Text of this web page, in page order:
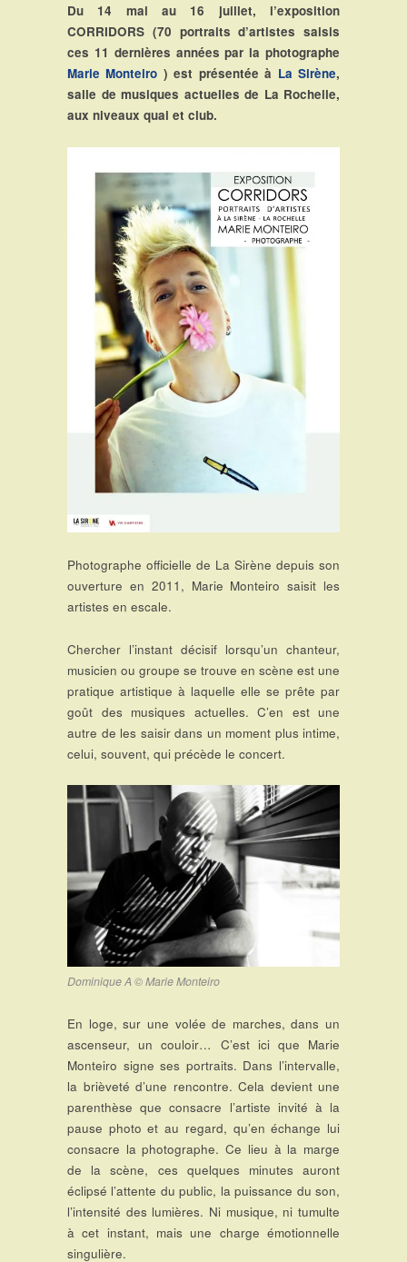
Du 14 mai au 16 juillet, l’exposition
CORRIDORS (70 portraits d’artistes saisis
ces 11 dernières années par la photographe
Marie Monteiro ) est présentée à La Sirène,
salle de musiques actuelles de La Rochelle,
aux niveaux quai et club.
Photographe officielle de La Sirène depuis son
ouverture en 2011, Marie Monteiro saisit les
artistes en escale.
Chercher l’instant décisif lorsqu’un chanteur,
musicien ou groupe se trouve en scène est une
pratique artistique à laquelle elle se prête par
goût des musiques actuelles. C’en est une
autre de les saisir dans un moment plus intime,
celui, souvent, qui précède le concert.
Dominique A © Marie Monteiro
En loge, sur une volée de marches, dans un
ascenseur, un couloir… C’est ici que Marie
Monteiro signe ses portraits. Dans l’intervalle,
la brièveté d’une rencontre. Cela devient une
parenthèse que consacre l’artiste invité à la
pause photo et au regard, qu’en échange lui
consacre la photographe. Ce lieu à la marge
de la scène, ces quelques minutes auront
éclipsé l’attente du public, la puissance du son,
l’intensité des lumières. Ni musique, ni tumulte
à cet instant, mais une charge émotionnelle
singulière.